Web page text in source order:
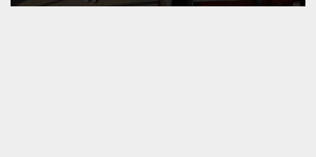
HUT ke-8 RI, Indah Nur
Konsolidasikan